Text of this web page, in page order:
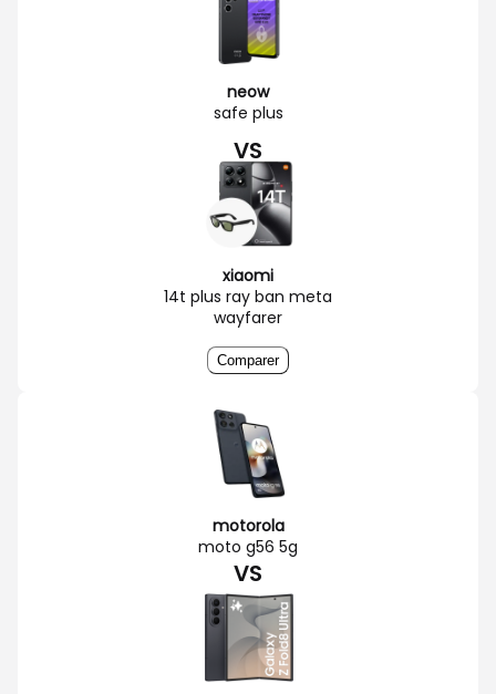
neow
safe plus
VS
xiaomi
14t plus ray ban meta
wayfarer
Comparer
motorola
moto g56 5g
VS